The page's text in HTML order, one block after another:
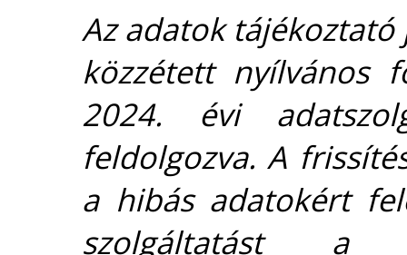
Az adatok
közzétett nyílvános
2024. évi
feldolgozva. A
a hibás adatokért
szolgáltatást